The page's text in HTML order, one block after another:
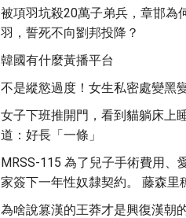
被項羽坑殺20萬子弟兵，章邯為
羽，誓死不向劉邦投降？
韓國有什麼黃播平台
不是縱慾過度！女生私密處變黑
女子下班推開門，看到貓躺床上
道：好長「一條」
MRSS-115 為了兒子手術費用、
家簽下一年性奴隸契約。 藤森里
為啥說篡漢的王莽才是興復漢朝